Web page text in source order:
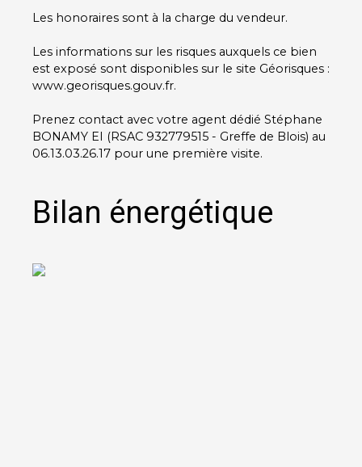
Les honoraires sont à la charge du vendeur.
Les informations sur les risques auxquels ce bien
est exposé sont disponibles sur le site Géorisques :
www.georisques.gouv.fr.
Prenez contact avec votre agent dédié Stéphane
BONAMY EI (RSAC 932779515 - Greffe de Blois) au
06.13.03.26.17 pour une première visite.
Bilan énergétique